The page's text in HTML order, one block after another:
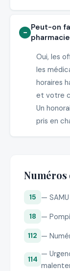
Peut-on
Oui, les
les
horaires
et votre
Un
pris en
15 —
18 —
112 —
114
—